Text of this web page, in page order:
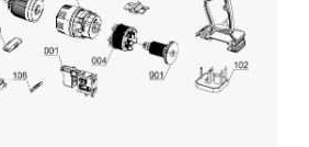
Powered byUsercentrics Consent
Management Platform